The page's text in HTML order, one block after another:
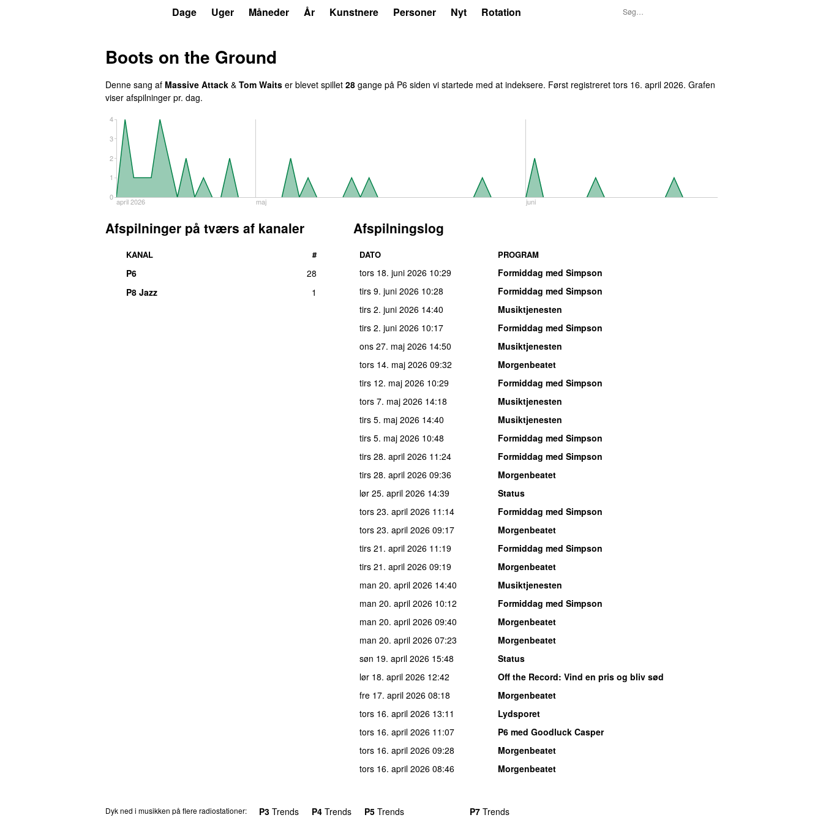
Dage Uger Måneder År Kunstnere Personer Nyt Rotation
Boots on the Ground
Denne sang af Massive Attack & Tom Waits er blevet spillet 28 gange på P6 siden vi startede med at indeksere. Først registreret tors 16. april 2026. Grafen
viser afspilninger pr. dag.
april 2026 maj juni
0
1
2
3
4
Afspilninger på tværs af kanaler
KANAL #
P6
28
P8 Jazz
1
Afspilningslog
DATO PROGRAM
tors 18. juni 2026 10:29
Formiddag med Simpson
tirs 9. juni 2026 10:28
Formiddag med Simpson
tirs 2. juni 2026 14:40
Musiktjenesten
tirs 2. juni 2026 10:17
Formiddag med Simpson
ons 27. maj 2026 14:50
Musiktjenesten
tors 14. maj 2026 09:32
Morgenbeatet
tirs 12. maj 2026 10:29
Formiddag med Simpson
tors 7. maj 2026 14:18
Musiktjenesten
tirs 5. maj 2026 14:40
Musiktjenesten
tirs 5. maj 2026 10:48
Formiddag med Simpson
tirs 28. april 2026 11:24
Formiddag med Simpson
tirs 28. april 2026 09:36
Morgenbeatet
lør 25. april 2026 14:39
Status
tors 23. april 2026 11:14
Formiddag med Simpson
tors 23. april 2026 09:17
Morgenbeatet
tirs 21. april 2026 11:19
Formiddag med Simpson
tirs 21. april 2026 09:19
Morgenbeatet
man 20. april 2026 14:40
Musiktjenesten
man 20. april 2026 10:12
Formiddag med Simpson
man 20. april 2026 09:40
Morgenbeatet
man 20. april 2026 07:23
Morgenbeatet
søn 19. april 2026 15:48
Status
lør 18. april 2026 12:42 Off the Record: Vind en pris og bliv sød
fre 17. april 2026 08:18
Morgenbeatet
tors 16. april 2026 13:11
Lydsporet
tors 16. april 2026 11:07
P6 med Goodluck Casper
tors 16. april 2026 09:28
Morgenbeatet
tors 16. april 2026 08:46 Morgenbeatet
Dyk ned i musikken på flere radiostationer: P3 Trends P4 Trends P5 Trends P7 Trends